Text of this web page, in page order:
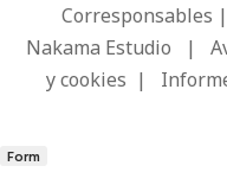
Corresponsables
Nakama Estudio |
y cookies |
Form